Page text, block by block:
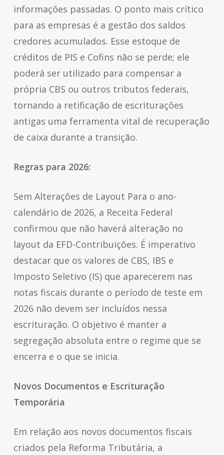
informações passadas. O ponto mais crítico
para as empresas é a gestão dos saldos
credores acumulados. Esse estoque de
créditos de PIS e Cofins não se perde; ele
poderá ser utilizado para compensar a
própria CBS ou outros tributos federais,
tornando a retificação de escriturações
antigas uma ferramenta vital de recuperação
de caixa durante a transição.
Regras para 2026:
Sem Alterações de Layout Para o ano-
calendário de 2026, a Receita Federal
confirmou que não haverá alteração no
layout da EFD-Contribuições. É imperativo
destacar que os valores de CBS, IBS e
Imposto Seletivo (IS) que aparecerem nas
notas fiscais durante o período de teste em
2026 não devem ser incluídos nessa
escrituração. O objetivo é manter a
segregação absoluta entre o regime que se
encerra e o que se inicia.
Novos Documentos e Escrituração
Temporária
Em relação aos novos documentos fiscais
criados pela Reforma Tributária, a